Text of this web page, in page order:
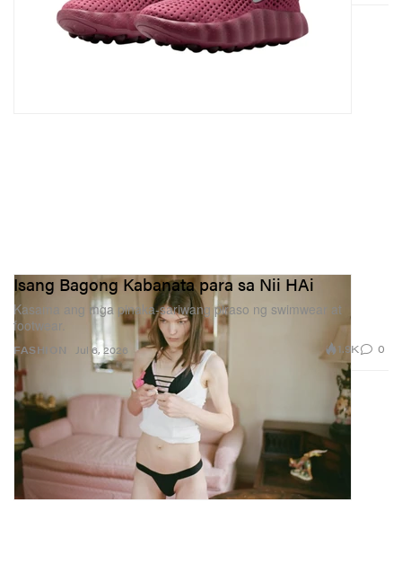
FASHION
Isang Bagong Kabanata para sa Nii HAi
Kasama ang mga pinaka-sariwang piraso ng swimwear at
footwear.
Jul 6, 2026 1.9K 0